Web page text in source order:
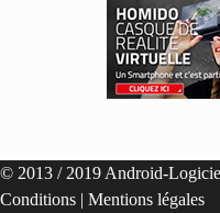
© 2013 / 2019 Android-
Conditions | Mentions légales